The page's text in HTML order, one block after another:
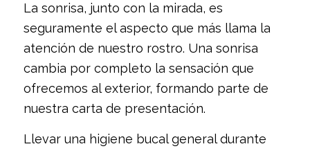
La sonrisa, junto con la mirada, es
seguramente el aspecto que más llama la
atención de nuestro rostro. Una sonrisa
cambia por completo la sensación que
ofrecemos al exterior, formando parte de
nuestra carta de presentación.
Llevar una higiene bucal general durante